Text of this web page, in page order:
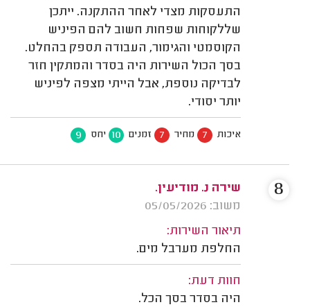
התעסקות מצדי לאחר ההתקנה. ייתכן
שללקוחות שפחות חשוב להם הפיניש
הקוסמטי והגימור, העבודה תספק בהחלט.
בסך הכול השירות היה בסדר והמתקין חזר
לבדיקה נוספת, אבל הייתי מצפה לפיניש
יותר יסודי.
איכות 7 מחיר 7 זמנים 10 יחס 9
שירה נ. מודיעין.
משוב: 05/05/2026
תיאור השירות:
החלפת מערבל מים.
חוות דעת:
היה בסדר בסך הכל.
8